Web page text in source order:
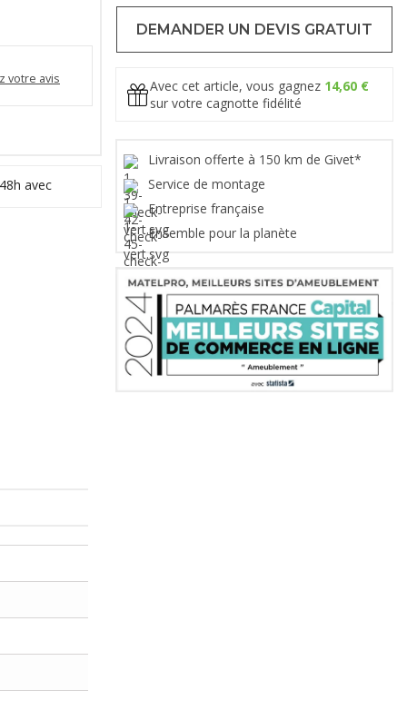
votre avis
avec
DEMANDER UN DEVIS GRATUIT
Avec cet article, vous gagnez 14,60 €
sur votre cagnotte fidélité
Livraison offerte à 150 km de Givet*
Service de montage
Entreprise française
Ensemble pour la planète